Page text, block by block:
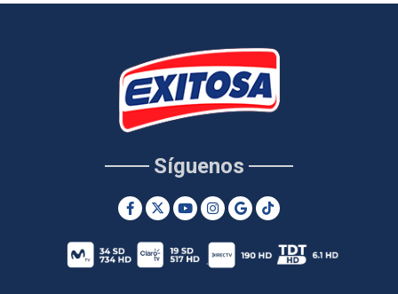
Síguenos